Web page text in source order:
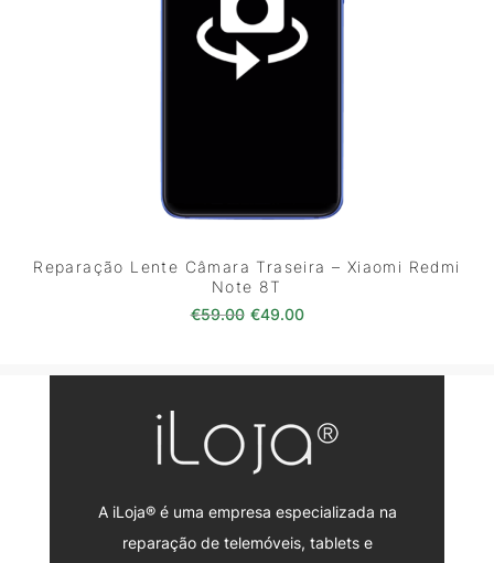
Reparação Lente Câmara Traseira – Xiaomi Redmi
Note 8T
€59.00 O preço original era: €59.00.
€49.00O preço atual é:
A iLoja® é uma empresa especializada na
reparação de telemóveis, tablets e